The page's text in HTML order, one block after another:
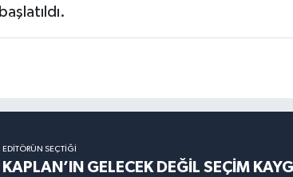
EDITÖRÜN SEÇTIĞI
KAPLAN’IN GELECEK DEĞİL SEÇİM